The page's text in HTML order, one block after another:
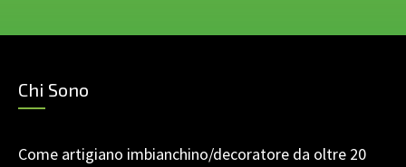
Chi Sono
Come artigiano imbianchino/decoratore da oltre 20